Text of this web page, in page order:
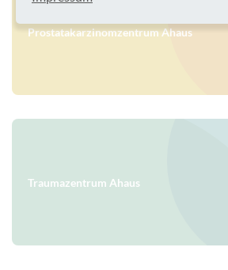
Prostatakarzinomzentrum Ahaus
Traumazentrum Ahaus